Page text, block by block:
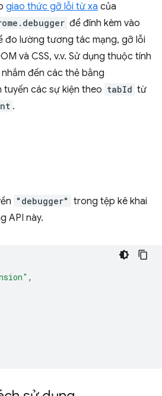
giao thức gỡ lỗi từ xa của
để đính kèm vào
đo lường tương tác mạng, gỡ lỗi
và CSS, v.v. Sử dụng thuộc tính
đến các thẻ bằng
tuyến các sự kiện theo tabId từ
.
"debugger" trong tệp kê khai
API này.
,